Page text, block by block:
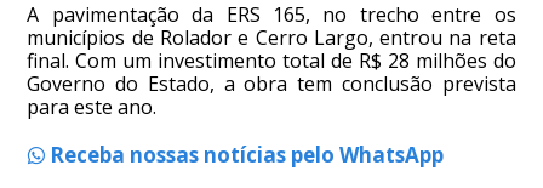
A pavimentação da ERS 165, no trecho entre os
municípios de Rolador e Cerro Largo, entrou na reta
final. Com um investimento total de R$ 28 milhões do
Governo do Estado, a obra tem conclusão prevista
para este ano.
Receba nossas notícias pelo WhatsApp